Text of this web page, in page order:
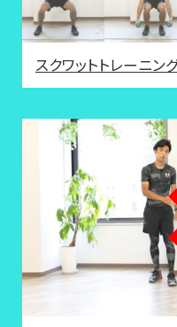
スクワットトレーニン